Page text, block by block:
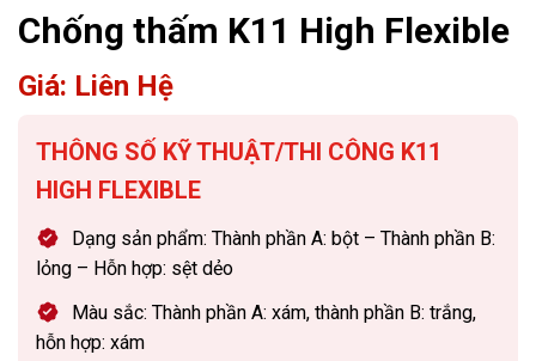
Chống thấm K11 High Flexible
Giá: Liên Hệ
THÔNG SỐ KỸ THUẬT/THI CÔNG K11
HIGH FLEXIBLE
Dạng sản phẩm: Thành phần A: bột – Thành phần B:
lỏng – Hỗn hợp: sệt dẻo
Màu sắc: Thành phần A: xám, thành phần B: trắng,
hỗn hợp: xám